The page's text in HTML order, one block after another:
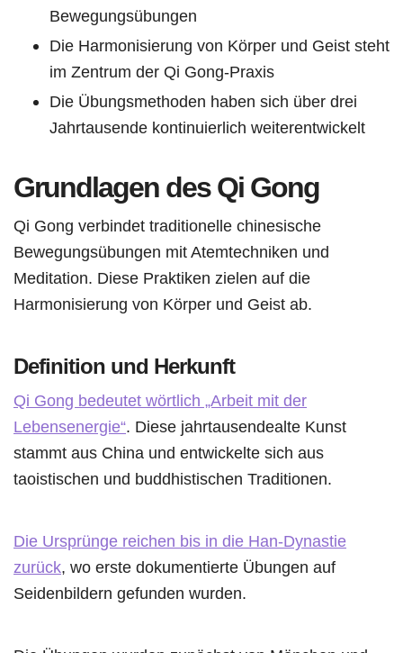
Bewegungsübungen
Die Harmonisierung von Körper und Geist steht
im Zentrum der Qi Gong-Praxis
Die Übungsmethoden haben sich über drei
Jahrtausende kontinuierlich weiterentwickelt
Grundlagen des Qi Gong
Qi Gong verbindet traditionelle chinesische
Bewegungsübungen mit Atemtechniken und
Meditation. Diese Praktiken zielen auf die
Harmonisierung von Körper und Geist ab.
Definition und Herkunft
Qi Gong bedeutet wörtlich „Arbeit mit der
Lebensenergie“. Diese jahrtausendealte Kunst
stammt aus China und entwickelte sich aus
taoistischen und buddhistischen Traditionen.
Die Ursprünge reichen bis in die Han-Dynastie
zurück, wo erste dokumentierte Übungen auf
Seidenbildern gefunden wurden.